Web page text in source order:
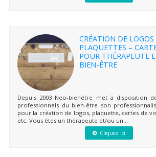
CRÉATION DE LOGOS
PLAQUETTES –
POUR THÉRAPEUTE
BIEN-ÊTRE
Depuis 2003 Neo-bienêtre met à disposition
professionnels du bien-être son
pour la création de logos, plaquette, cartes de
etc. Vous êtes un thérapeute et/ou un...
Cliquez ici